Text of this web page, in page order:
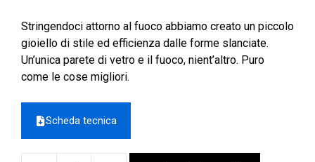
Stringendoci attorno al fuoco abbiamo creato un piccolo
gioiello di stile ed efficienza dalle forme slanciate.
Un’unica parete di vetro e il fuoco, nient’altro. Puro
come le cose migliori.
Scheda tecnica